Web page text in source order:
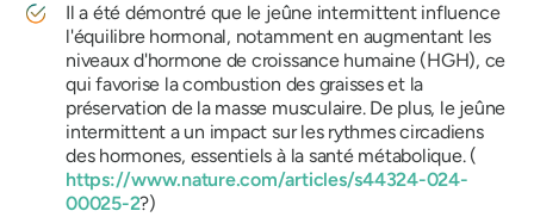
Il a été démontré que le jeûne intermittent influence
l'équilibre hormonal, notamment en augmentant les
niveaux d'hormone de croissance humaine (HGH), ce
qui favorise la combustion des graisses et la
préservation de la masse musculaire. De plus, le jeûne
intermittent a un impact sur les rythmes circadiens
des hormones, essentiels à la santé métabolique. (
https://www.nature.com/articles/s44324-024-
00025-2?)